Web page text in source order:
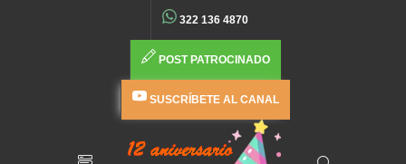
322 136 4870
POST PATROCINADO
SUSCRÍBETE AL CANAL